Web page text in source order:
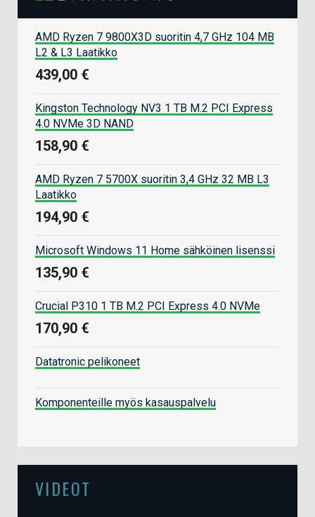
AMD Ryzen 7 9800X3D suoritin 4,7 GHz 104 MB
L2 & L3 Laatikko
439,00 €
Kingston Technology NV3 1 TB M.2 PCI Express
4.0 NVMe 3D NAND
158,90 €
AMD Ryzen 7 5700X suoritin 3,4 GHz 32 MB L3
Laatikko
194,90 €
Microsoft Windows 11 Home sähköinen lisenssi
135,90 €
Crucial P310 1 TB M.2 PCI Express 4.0 NVMe
170,90 €
Datatronic pelikoneet
Komponenteille myös kasauspalvelu
VIDEOT